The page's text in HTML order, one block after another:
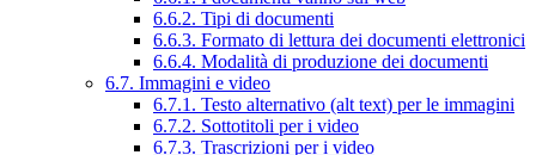
6.6.2. Tipi di documenti
6.6.3. Formato di lettura dei documenti elettronici
6.6.4. Modalità di produzione dei documenti
6.7. Immagini e video
6.7.1. Testo alternativo (alt text) per le immagini
6.7.2. Sottotitoli per i video
6.7.3. Trascrizioni per i video